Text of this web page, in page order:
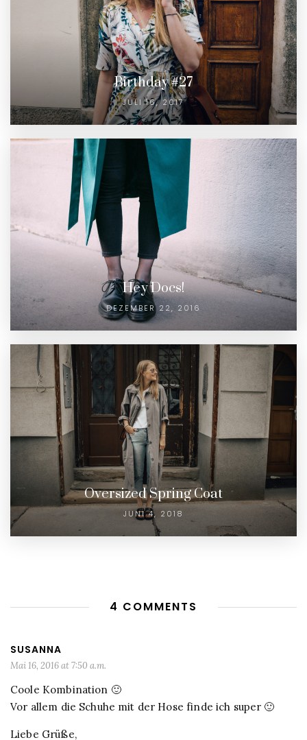
Birthday #27
JULI 16, 2017
Hey Docs!
DEZEMBER 22, 2016
Oversized Spring Coat
JUNI 4, 2018
4 COMMENTS
SUSANNA
Mai 16, 2016 at 7:50 a.m.
Coole Kombination 🙂
Vor allem die Schuhe mit der Hose finde ich super 🙂
Liebe Grüße,